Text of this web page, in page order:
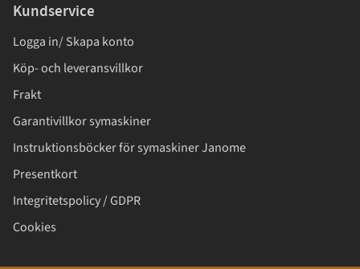
Kundservice
Logga in/ Skapa konto
Köp- och leveransvillkor
Frakt
Garantivillkor symaskiner
Instruktionsböcker för symaskiner Janome
Presentkort
Integritetspolicy / GDPR
Cookies